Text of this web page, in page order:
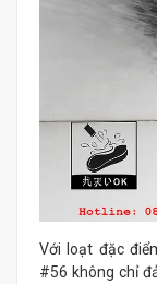
Với loạt đặc
#56 không chỉ